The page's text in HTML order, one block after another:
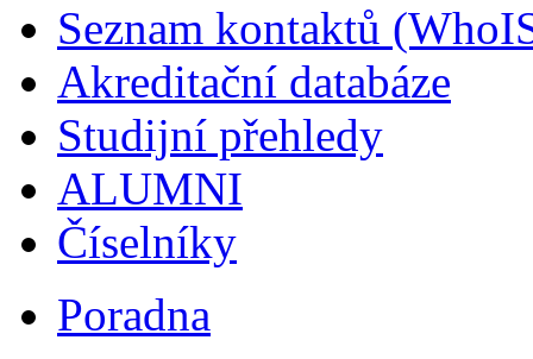
Seznam kontaktů
Akreditační databáze
Studijní přehledy
ALUMNI
Číselníky
Poradna